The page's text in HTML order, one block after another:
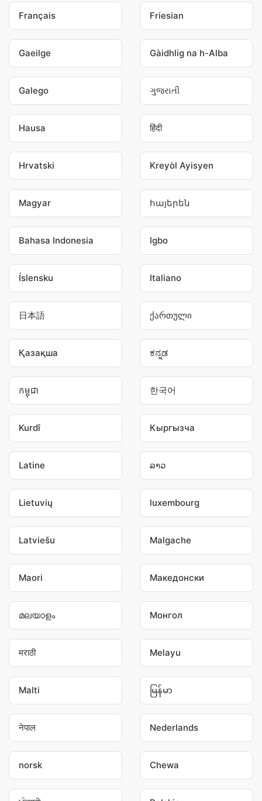
Français Friesian
Gaeilge Gàidhlig na h-Alba
Galego ગુજરાતી
Hausa हिंदी
Hrvatski Kreyòl Ayisyen
Magyar հայերեն
Bahasa Indonesia Igbo
Íslensku Italiano
日本語 ქართული
Қазақша ಕನ್ನಡ
កម្ពុជា 한국어
Kurdî Кыргызча
Latine ລາວ
Lietuvių luxembourg
Latviešu Malgache
Maori Македонски
മലയാളം Монгол
मराठी Melayu
Malti မြန်မာ
नेपाल Nederlands
norsk Chewa